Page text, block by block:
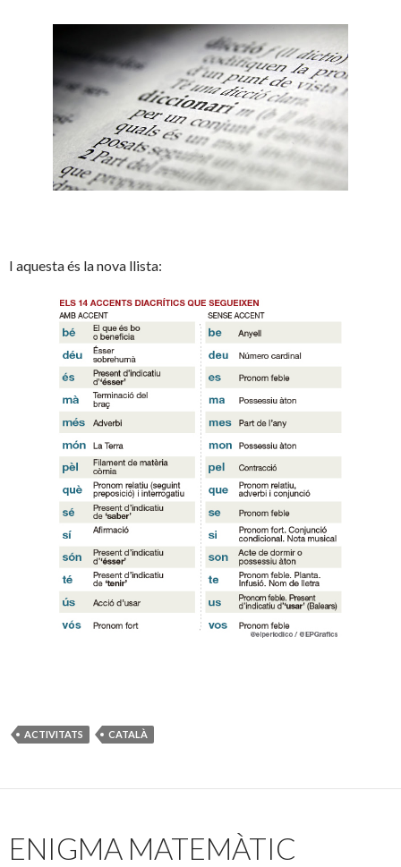
I aquesta és la nova llista:
ACTIVITATS CATALÀ
ENIGMA MATEMÀTIC